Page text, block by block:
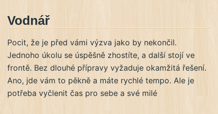
Vodnář
Pocit, že je před vámi výzva jako by nekončil.
Jednoho úkolu se úspěšně zhostíte, a další stojí ve
frontě. Bez dlouhé přípravy vyžaduje okamžitá řešení.
Ano, jde vám to pěkně a máte rychlé tempo. Ale je
potřeba vyčlenit čas pro sebe a své milé